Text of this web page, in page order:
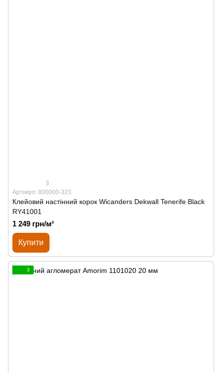
3
Артикул: 800000-323
Клейовий настінний корок Wicanders Dekwall Tenerife Black
RY41001
1 249 грн/м²
Купити
3